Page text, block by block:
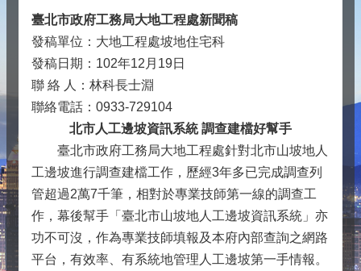
臺北市政府工務局大地工程處新聞稿
發稿單位：大地工程處坡地住宅科
發稿日期：102年12月19日
聯 絡 人：林科長士淵
聯絡電話：0933-729104
北市人工邊坡資訊系統 調查建檔好幫手
臺北市政府工務局大地工程處針對北市山坡地人
工邊坡進行調查建檔工作，歷經3年多已完成調查列
管超過2萬7千筆，相對於專業技師第一線的調查工
作，幕後幫手「臺北市山坡地人工邊坡資訊系統」亦
功不可沒，作為專業技師填報及本府內部查詢之網路
平台，有效率、有系統地管理人工邊坡第一手情報。